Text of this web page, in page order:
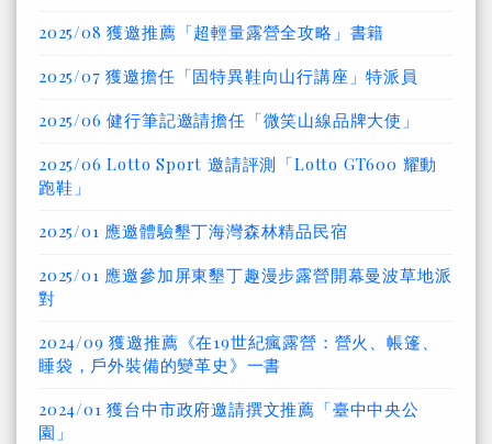
2025/08 獲邀推薦「超輕量露營全攻略」書籍
2025/07 獲邀擔任「固特異鞋向山行講座」特派員
2025/06 健行筆記邀請擔任「微笑山線品牌大使」
2025/06 Lotto Sport 邀請評測「Lotto GT600 耀動
跑鞋」
2025/01 應邀體驗墾丁海灣森林精品民宿
2025/01 應邀參加屏東墾丁趣漫步露營開幕曼波草地派
對
2024/09 獲邀推薦《在19世紀瘋露營：營火、帳篷、
睡袋，戶外裝備的變革史》一書
2024/01 獲台中市政府邀請撰文推薦「臺中中央公
園」